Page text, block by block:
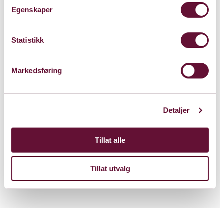
Egenskaper
Statistikk
Markedsføring
Detaljer
Tillat alle
Tillat utvalg
Kl. 19:30
Diverse Scener